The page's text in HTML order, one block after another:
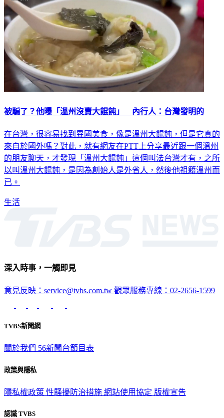
被騙了？他曝「溫州沒賣大餛飩」 內行人：台灣發明的
在台灣，很容易找到異國美食，像是溫州大餛飩，但是它真的
來自於國外嗎？對此，就有網友在PTT上分享最近跟一個溫州
的朋友聊天，才發現「溫州大餛飩」這個叫法台灣才有，之所
以叫溫州大餛飩，是因為創始人是外省人，然後他祖籍溫州而
已。
生活
深入時事，一觸即見
意見反映：service@tvbs.com.tw 觀眾服務專線：02-2656-1599
TVBS新聞網
關於我們 56新聞台節目表
政策與隱私
隱私權政策 性騷擾防治措施 網站使用協定 版權宣告
認識 TVBS